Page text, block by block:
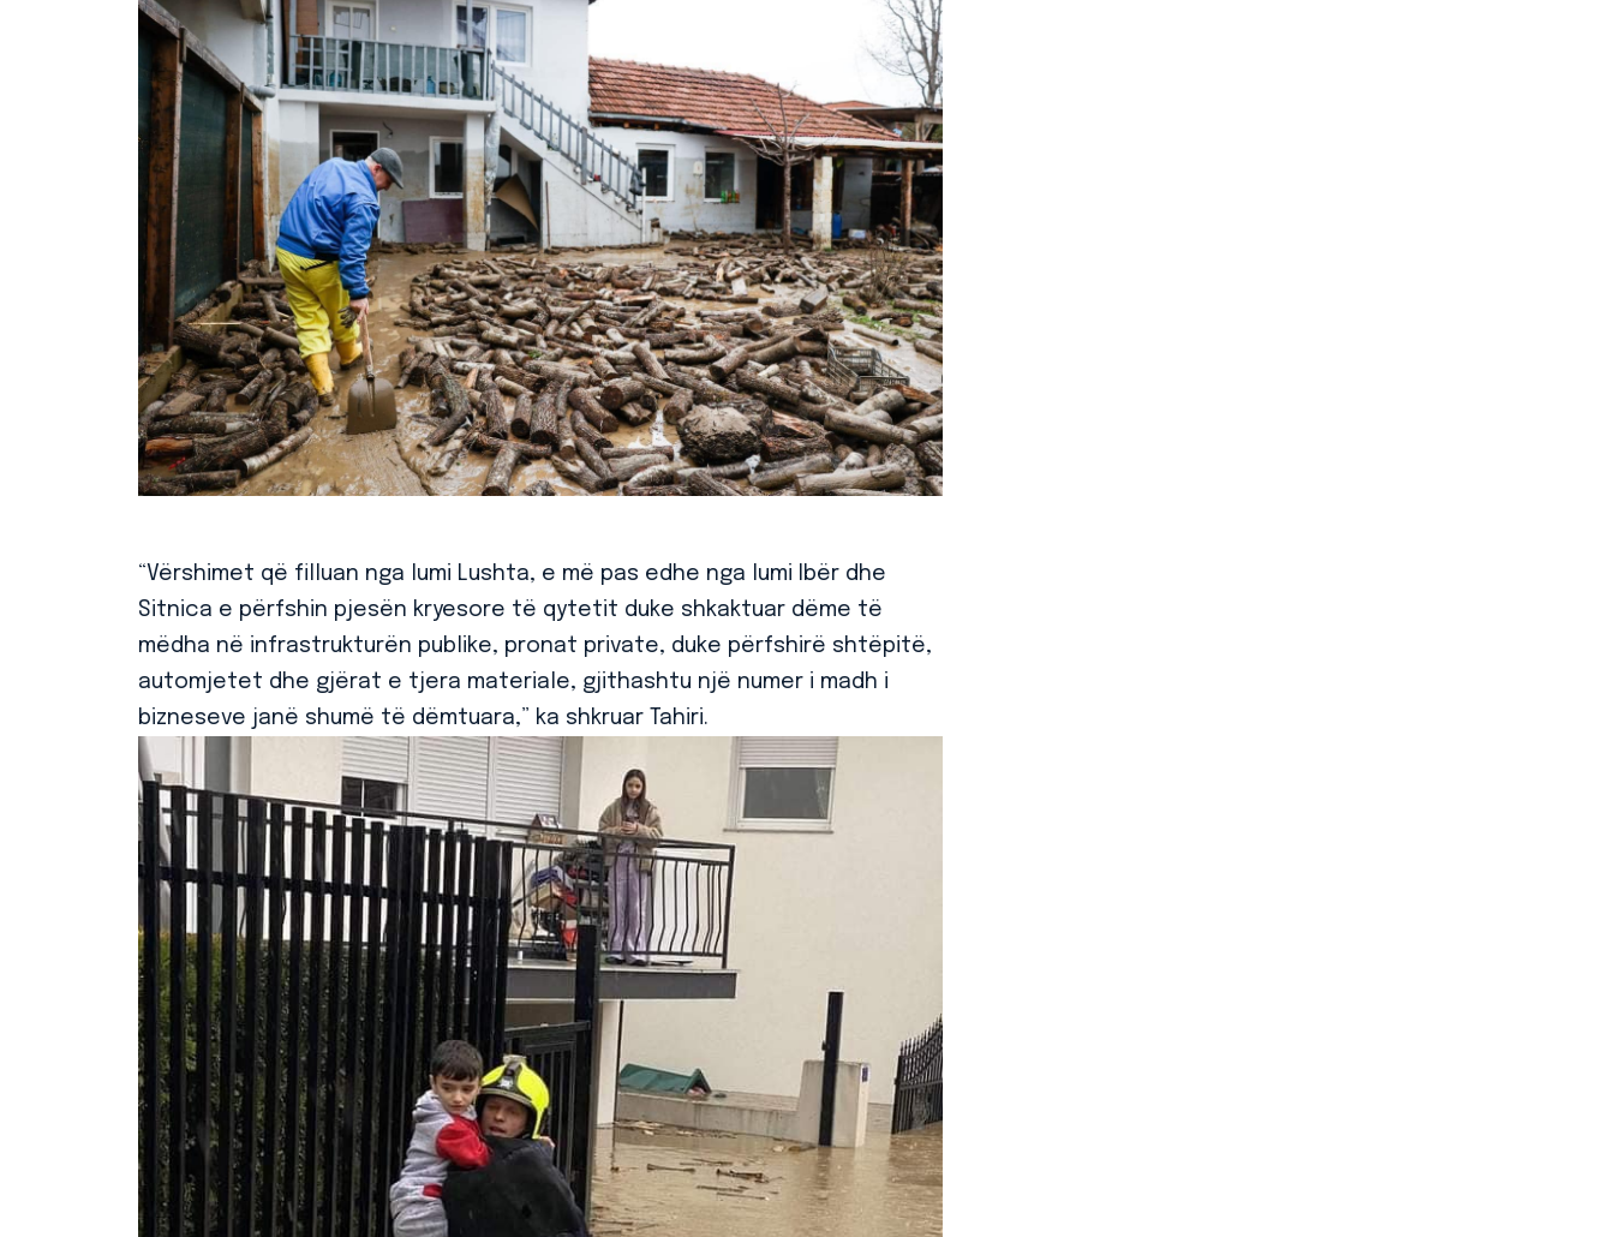
“Vërshimet që filluan nga lumi Lushta, e më pas edhe nga lumi Ibër dhe
Sitnica e përfshin pjesën kryesore të qytetit duke shkaktuar dëme të
mëdha në infrastrukturën publike, pronat private, duke përfshirë shtëpitë,
automjetet dhe gjërat e tjera materiale, gjithashtu një numer i madh i
bizneseve janë shumë të dëmtuara,” ka shkruar Tahiri.